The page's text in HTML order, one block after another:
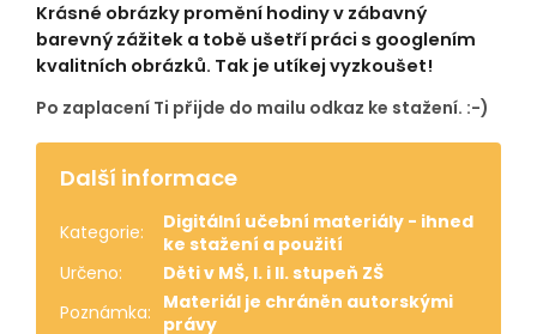
Krásné obrázky promění hodiny v zábavný
barevný zážitek a tobě ušetří práci s googlením
kvalitních obrázků. Tak je utíkej vyzkoušet!
Po zaplacení Ti přijde do mailu odkaz ke stažení. :-)
Další informace
Kategorie:
Digitální učební materiály - ihned
ke stažení a použití
Určeno:
Děti v MŠ, I. i II. stupeň ZŠ
Poznámka: Materiál je chráněn autorskými
právy